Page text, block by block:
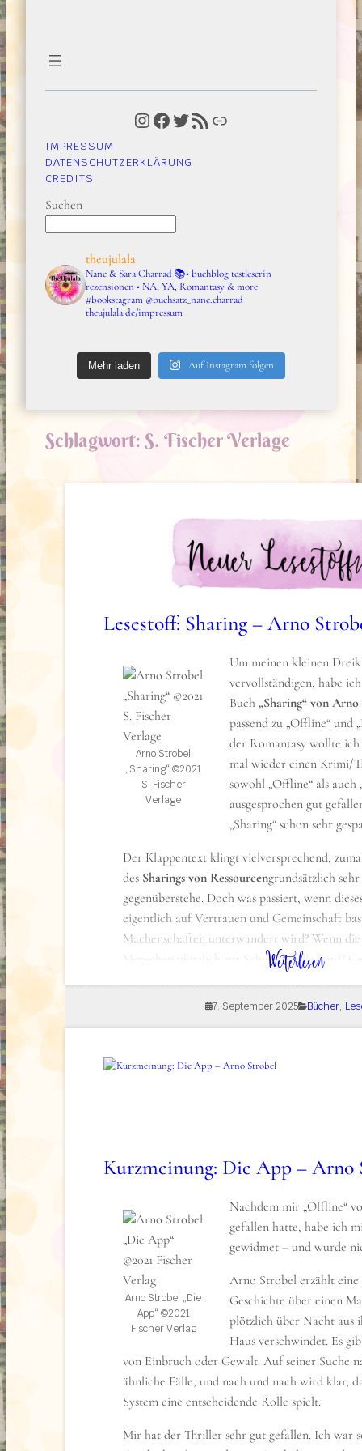
Instagram Facebook Twitter RSS-Feed Link
IMPRESSUM
DATENSCHUTZERKLÄRUNG
CREDITS
Suchen
theujulala
Nane & Sara Charrad📚• buchblog testleserin
rezensionen • NA, YA, Romantasy & more
#bookstagram @buchsatz_nane.charrad
theujulala.de/impressum
Mehr laden Auf Instagram folgen
Schlagwort: S. Fischer Verlage
Weiterlesen: Lesestoff: Sharing – Arno Strobel
Lesestoff: Sharing – Arno
Arno Strobel
„Sharing“ ©2021
S. Fischer
Verlage
Um meinen kleinen
vervollständigen, habe
Buch „Sharing“ von
passend zu „Offline“ und
der Romantasy wollte
mal wieder einen Krimi/
sowohl „Offline“ als auch
ausgesprochen gut
„Sharing“ schon sehr
Der Klappentext klingt vielversprechend,
des Sharings von Ressourcengrundsätzlich
gegenüberstehe. Doch was passiert, wenn
eigentlich auf Vertrauen und Gemeinschaft
Machenschaften unterwandert wird? Wenn
Menschen plötzlich zur Schwachstelle wird?
Über das Buch (formally known as
man nicht alles besitzen muss, um es zu
Bis Bettina in die Hand eines Unbekannten
Darknet öffentlich misshandelt wird und
eine andere Dimension annimmt. Wenn
lebend wiedersehen will, muss er tun, was
sagt. Ausnahmslos, bedingungslos. Und ein
das er nicht gewinnen kann. Auch wenn er
eine Karte zu setzen.
Arno Strobel „Sharing“ ©2021 S. Fischer
7. September 2025 Bücher,
Kurzmeinung: Die App – Arno
Arno Strobel „Die
App“ ©2021
Fischer Verlag
Nachdem mir „Offline“
gefallen hatte, habe ich
gewidmet – und wurde
Arno Strobel erzählt eine
Geschichte über einen
plötzlich über Nacht aus
Haus verschwindet. Es
von Einbruch oder Gewalt. Auf seiner Suche
ähnliche Fälle, und nach und nach wird klar,
System eine entscheidende Rolle spielt.
Mir hat der Thriller sehr gut gefallen. Ich war